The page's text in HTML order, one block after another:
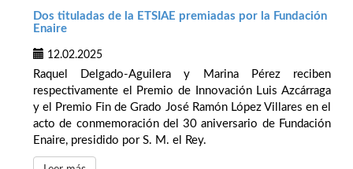
Dos tituladas de la ETSIAE premiadas por la Fundación
Enaire
12.02.2025
Raquel Delgado-Aguilera y Marina Pérez reciben
respectivamente el Premio de Innovación Luis Azcárraga
y el Premio Fin de Grado José Ramón López Villares en el
acto de conmemoración del 30 aniversario de Fundación
Enaire, presidido por S. M. el Rey.